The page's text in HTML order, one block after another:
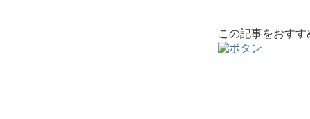
この記事をおす